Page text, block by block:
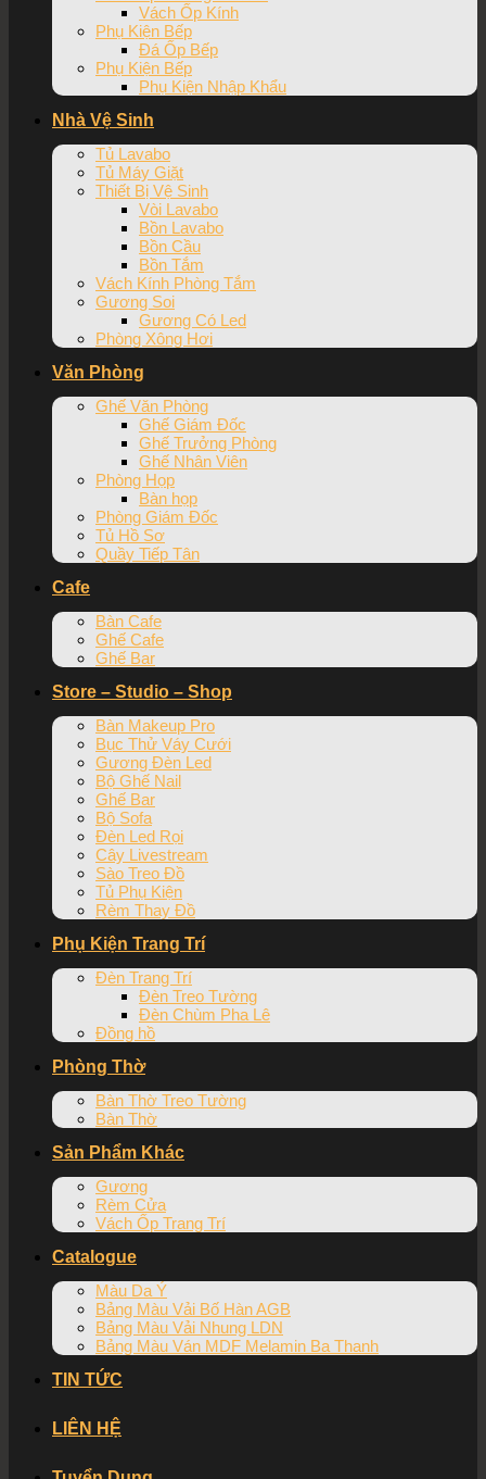
Vách Ốp Kính
Phụ Kiện Bếp
Đá Ốp Bếp
Phụ Kiện Bếp
Phụ Kiện Nhập Khẩu
Nhà Vệ Sinh
Tủ Lavabo
Tủ Máy Giặt
Thiết Bị Vệ Sinh
Vòi Lavabo
Bồn Lavabo
Bồn Cầu
Bồn Tắm
Vách Kính Phòng Tắm
Gương Soi
Gương Có Led
Phòng Xông Hơi
Văn Phòng
Ghế Văn Phòng
Ghế Giám Đốc
Ghế Trưởng Phòng
Ghế Nhân Viên
Phòng Họp
Bàn họp
Phòng Giám Đốc
Tủ Hồ Sơ
Quầy Tiếp Tân
Cafe
Bàn Cafe
Ghế Cafe
Ghế Bar
Store – Studio – Shop
Bàn Makeup Pro
Bục Thử Váy Cưới
Gương Đèn Led
Bộ Ghế Nail
Ghế Bar
Bộ Sofa
Đèn Led Rọi
Cây Livestream
Sào Treo Đồ
Tủ Phụ Kiện
Rèm Thay Đồ
Phụ Kiện Trang Trí
Đèn Trang Trí
Đèn Treo Tường
Đèn Chùm Pha Lê
Đồng hồ
Phòng Thờ
Bàn Thờ Treo Tường
Bàn Thờ
Sản Phẩm Khác
Gương
Rèm Cửa
Vách Ốp Trang Trí
Catalogue
Màu Da Ý
Bảng Màu Vải Bố Hàn AGB
Bảng Màu Vải Nhung LDN
Bảng Màu Ván MDF Melamin Ba Thanh
TIN TỨC
LIÊN HỆ